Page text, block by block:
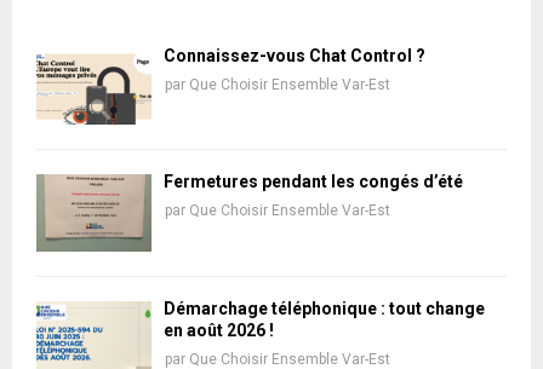
Connaissez-vous Chat Control ?
par Que Choisir Ensemble Var-Est
Fermetures pendant les congés d’été
par Que Choisir Ensemble Var-Est
Démarchage téléphonique : tout change
en août 2026 !
par Que Choisir Ensemble Var-Est